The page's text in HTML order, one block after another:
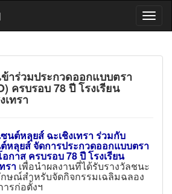
าร่วมประกวดออกแบบตรา
ครบรอบ 78 ปี โรงเรียน
เทรา
ลุยส์ ฉะเชิงเทรา ร่วมกับ
หลุยส์ จัดการประกวดออกแบบตรา
าส ครบรอบ 78 ปี โรงเรียน
รา เพื่อนำผลงานที่ได้รับรางวัลชนะ
ษณ์สำหรับจัดกิจกรรมเฉลิมฉลอง
รก่อตั้งฯ